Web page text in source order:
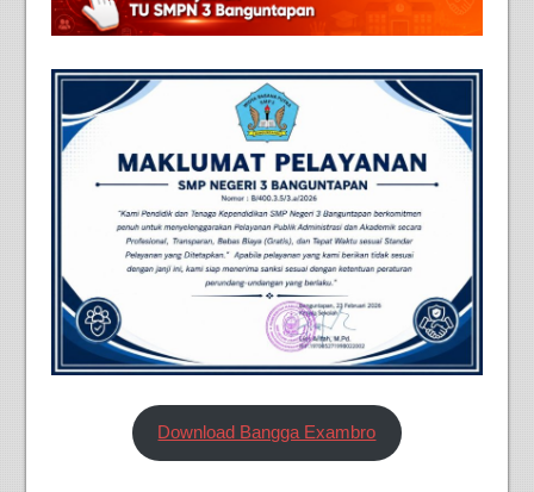
Download Bangga Exambro